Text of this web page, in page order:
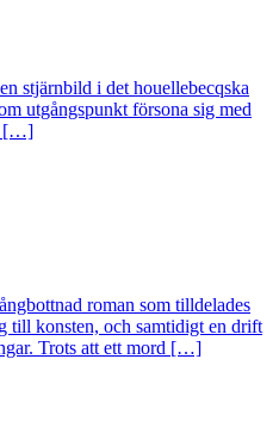
stjärnbild i det houellebecqska
utgångspunkt försona sig med
[…]
roman som tilldelades
till konsten, och samtidigt en drift
Trots att ett mord […]